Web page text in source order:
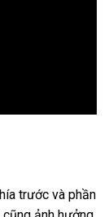
trước và phần